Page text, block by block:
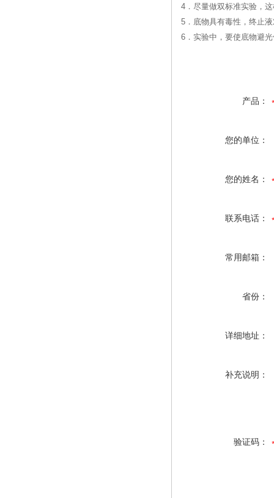
4．尽量做双标准实验，
5．底物具有毒性，终止
6．实验中，要使底物避
产品：
您的单位：
您的姓名：
联系电话：
常用邮箱：
省份：
详细地址：
补充说明：
验证码：